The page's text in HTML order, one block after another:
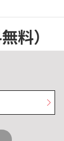
料）